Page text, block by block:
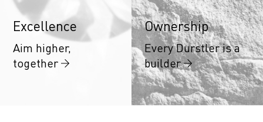
Excellence
Aim higher,
together
Ownership
Every Durstler is a
builder